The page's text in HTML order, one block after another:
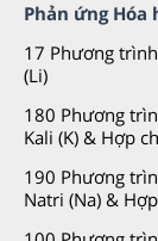
Phản ứng Hóa
17 Phương
(Li)
180 Phương
Kali (K) & Hợp
190 Phương
Natri (Na) &